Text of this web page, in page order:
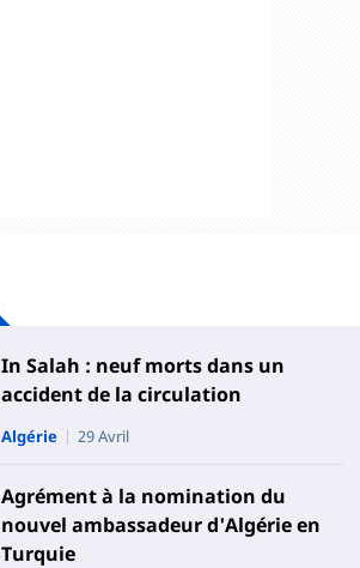
In Salah : neuf morts dans un
accident de la circulation
Algérie 29 Avril
Agrément à la nomination du
nouvel ambassadeur d'Algérie en
Turquie